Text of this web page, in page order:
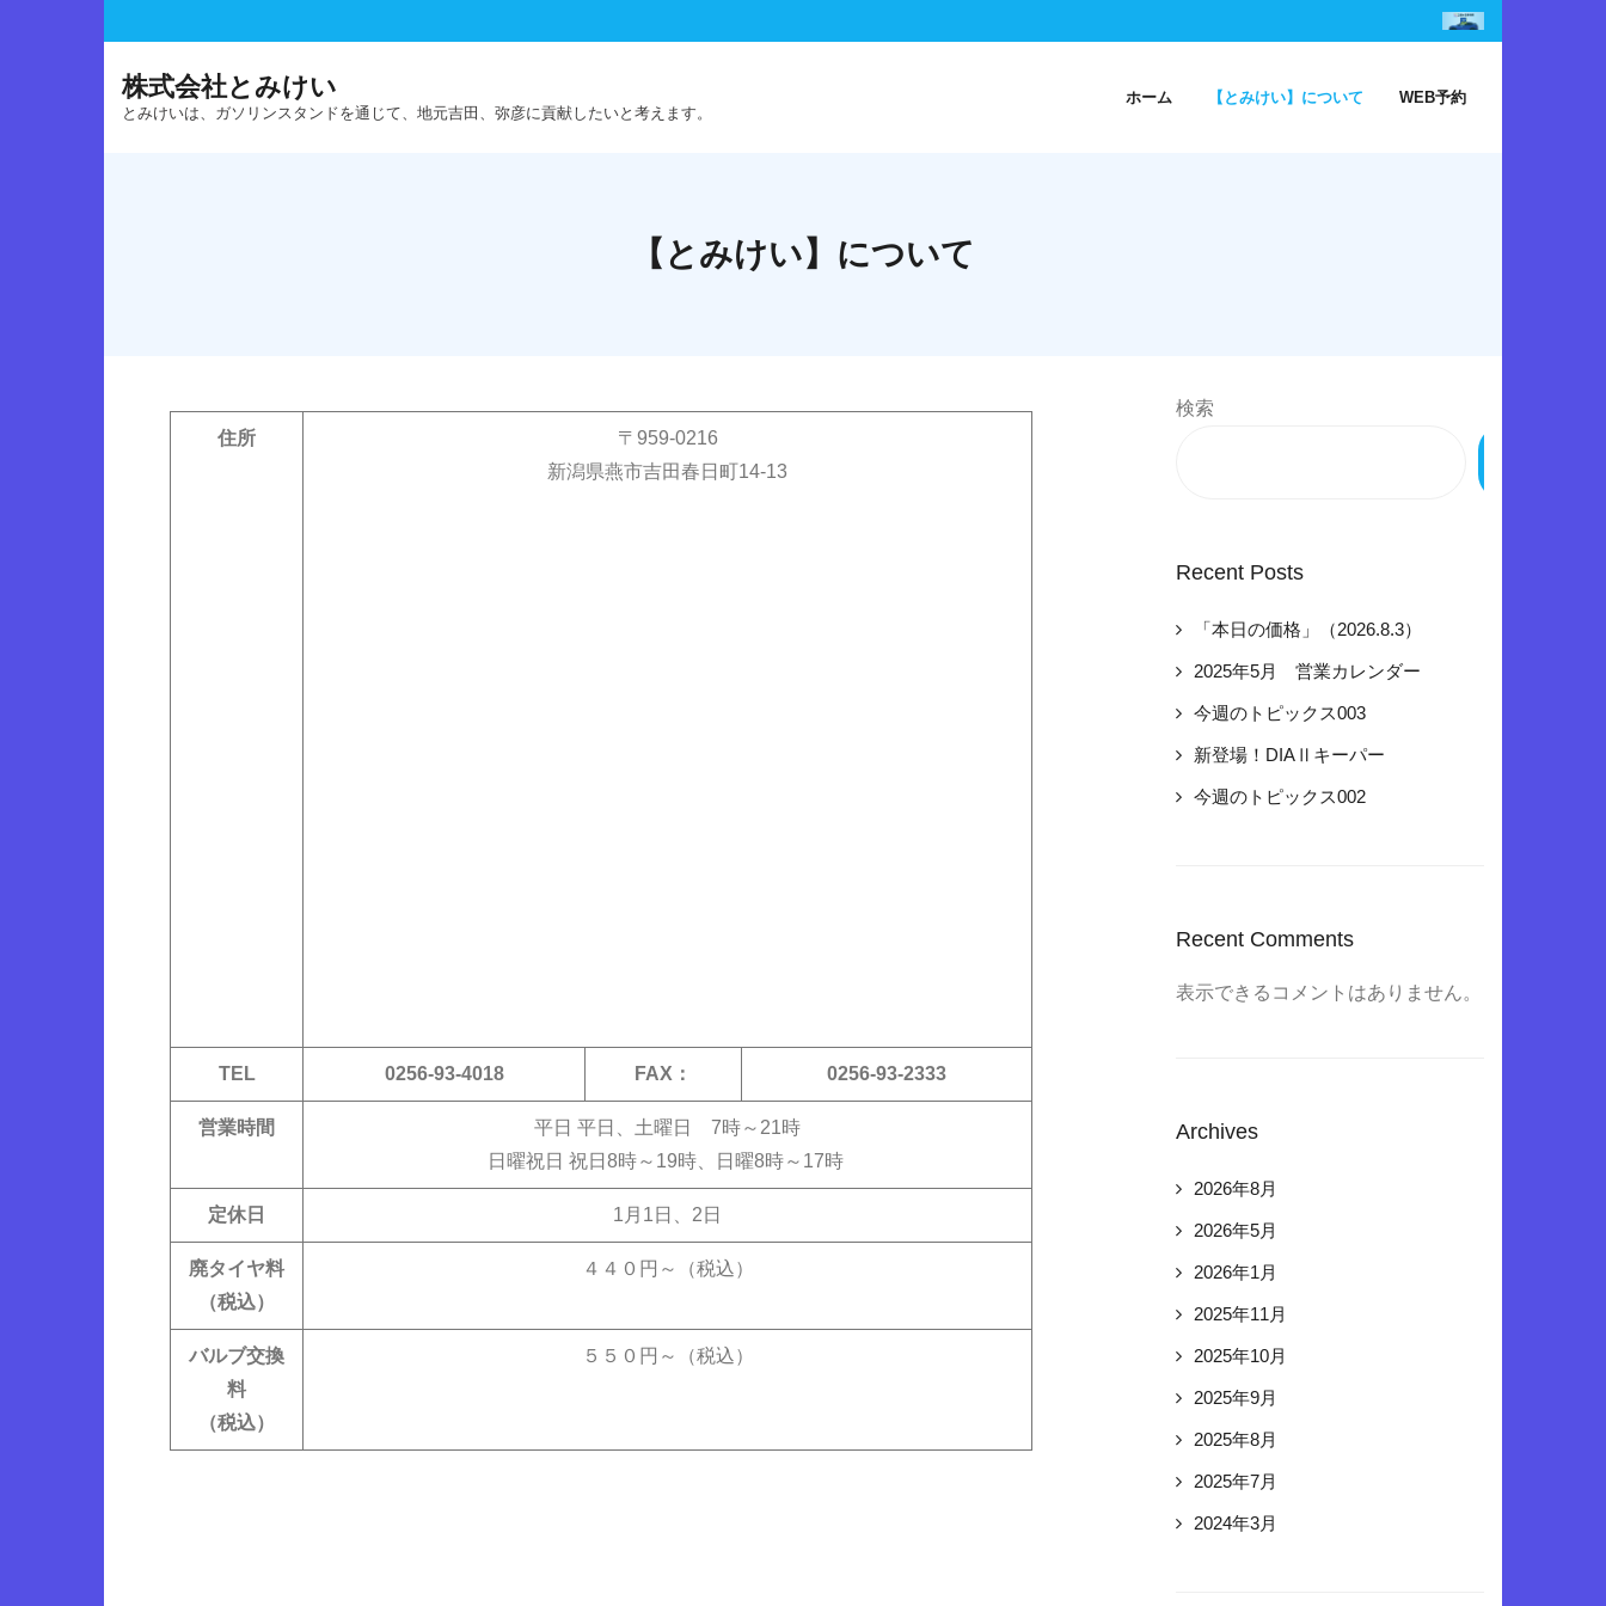
to
content
株式会社とみけい
とみけいは、ガソリンスタンドを通じて、地元吉田、弥彦に貢献したいと考えます。
ホーム 【とみけい】について WEB予約
【とみけい】について
住所
〒959-0216
新潟県燕市吉田春日町14-13
TEL 0256-93-4018 FAX： 0256-93-2333
営業時間
平日 平日、土曜日 7時～21時
日曜祝日 祝日8時～19時、日曜8時～17時
定休日 1月1日、2日
廃タイヤ料
（税込）
４４０円～（税込）
バルブ交換
料
（税込）
５５０円～（税込）
検索
Recent Posts
「本日の価格」（2026.8.3）
2025年5月 営業カレンダー
今週のトピックス003
新登場！DIAⅡキーパー
今週のトピックス002
Recent Comments
表示できるコメントはありません。
Archives
2026年8月
2026年5月
2026年1月
2025年11月
2025年10月
2025年9月
2025年8月
2025年7月
2024年3月